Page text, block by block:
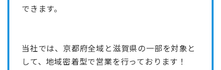
できます。
当社では、京都府全域と滋賀県の一部を対象と
して、地域密着型で営業を行っております！